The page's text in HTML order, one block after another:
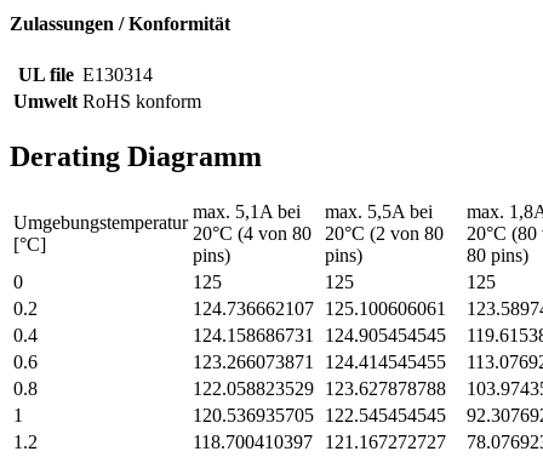
Zulassungen / Konformität
UL file E130314
Umwelt RoHS konform
Derating Diagramm
Umgebungstemperatur
[°C]
max. 5,1A bei
20°C (4 von 80
pins)
max. 5,5A bei
20°C (2 von 80
pins)
max.
20°C (80
80 pins)
0
125 125
125
0.2
124.736662107 125.100606061
0.4
124.158686731 124.905454545
0.6
123.266073871 124.414545455
0.8
122.058823529 123.627878788
1
120.536935705 122.545454545
1.2
118.700410397 121.167272727